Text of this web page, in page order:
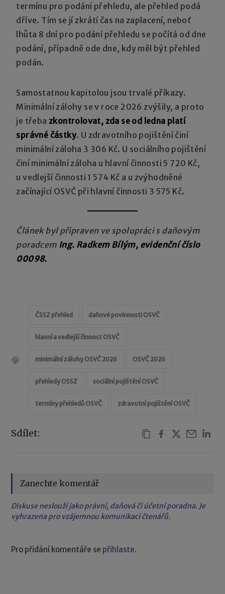
termínu pro podání přehledu, ale přehled podá
dříve. Tím se jí zkrátí čas na zaplacení, neboť
lhůta 8 dní pro podání přehledu se počítá od dne
podání, případně ode dne, kdy měl být přehled
podán.
Samostatnou kapitolou jsou trvalé příkazy.
Minimální zálohy se v roce 2026 zvýšily, a proto
je třebazkontrolovat, zda se od ledna platí
správné částky. U zdravotního pojištění činí
minimální záloha 3 306 Kč. U sociálního pojištění
činí minimální záloha u hlavní činnosti 5 720 Kč,
u vedlejší činnosti 1 574 Kč a u zvýhodněné
začínající OSVČ při hlavní činnosti 3 575 Kč.
Článek byl připraven ve spolupráci s daňovým
poradcem Ing. Radkem Bílým, evidenční číslo
00098.
ČSSZ přehled daňové povinnosti OSVČ
hlavní a vedlejší činnost OSVČ
minimální zálohy OSVČ 2026 OSVČ 2026
přehledy OSSZ sociální pojištění OSVČ
termíny přehledů OSVČ zdravotní pojištění OSVČ
Sdílet:
Zanechte komentář
Diskuse neslouží jako právní, daňová či účetní poradna. Je
vyhrazena pro vzájemnou komunikaci čtenářů.
Pro přidání komentáře se přihlaste.